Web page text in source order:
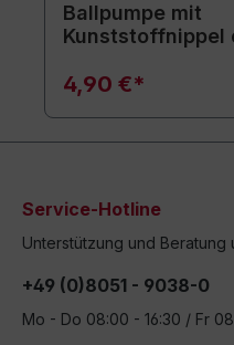
Ballpumpe mit
Kunststoffnippel
4,90 €*
Service-Hotline
Unterstützung und Beratung
+49 (0)8051 - 9038-0
Mo - Do 08:00 - 16:30 / Fr